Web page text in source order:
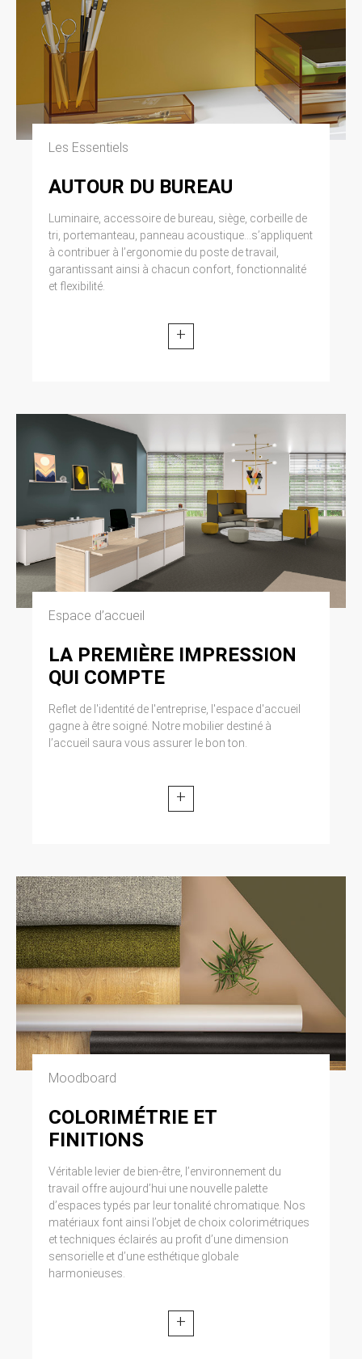
Les Essentiels
AUTOUR DU BUREAU
Luminaire, accessoire de bureau, siège, corbeille de
tri, portemanteau, panneau acoustique...s’appliquent
à contribuer à l’ergonomie du poste de travail,
garantissant ainsi à chacun confort, fonctionnalité
et flexibilité.
+
Espace d’accueil
LA PREMIÈRE IMPRESSION
QUI COMPTE
Reflet de l'identité de l'entreprise, l'espace d'accueil
gagne à être soigné. Notre mobilier destiné à
l’accueil saura vous assurer le bon ton.
+
Moodboard
COLORIMÉTRIE ET
FINITIONS
Véritable levier de bien-être, l’environnement du
travail offre aujourd’hui une nouvelle palette
d’espaces typés par leur tonalité chromatique. Nos
matériaux font ainsi l’objet de choix colorimétriques
et techniques éclairés au profit d’une dimension
sensorielle et d’une esthétique globale
harmonieuses.
+